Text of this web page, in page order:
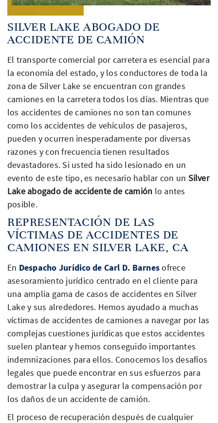
SILVER LAKE ABOGADO DE
ACCIDENTE DE CAMIÓN
El transporte comercial por carretera es esencial para
la economía del estado, y los conductores de toda la
zona de Silver Lake se encuentran con grandes
camiones en la carretera todos los días. Mientras que
los accidentes de camiones no son tan comunes
como los accidentes de vehículos de pasajeros,
pueden y ocurren inesperadamente por diversas
razones y con frecuencia tienen resultados
devastadores. Si usted ha sido lesionado en un
evento de este tipo, es necesario hablar con un Silver
Lake abogado de accidente de camión lo antes
posible.
REPRESENTACIÓN DE LAS
VÍCTIMAS DE ACCIDENTES DE
CAMIONES EN SILVER LAKE, CA
En Despacho Jurídico de Carl D. Barnesofrece
asesoramiento jurídico centrado en el cliente para
una amplia gama de casos de accidentes en Silver
Lake y sus alrededores. Hemos ayudado a muchas
víctimas de accidentes de camiones a navegar por las
complejas cuestiones jurídicas que estos accidentes
suelen plantear y hemos conseguido importantes
indemnizaciones para ellos. Conocemos los desafíos
legales que puede encontrar en sus esfuerzos para
demostrar la culpa y asegurar la compensación por
los daños de un accidente de camión.
El proceso de recuperación después de cualquier